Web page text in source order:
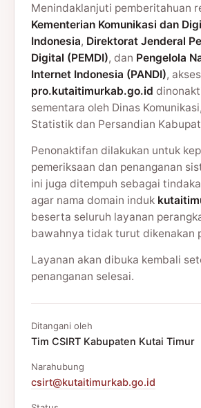
Menindaklanjuti pemberitahuan
Kementerian Komunikasi dan
Indonesia, Direktorat Jenderal
Digital (PEMDI), dan Pengelola
Internet Indonesia (PANDI),
pro.kutaitimurkab.go.id
sementara oleh Dinas
Statistik dan Persandian
Penonaktifan dilakukan untuk
pemeriksaan dan penanganan
ini juga ditempuh sebagai
agar nama domain induk
beserta seluruh layanan
bawahnya tidak turut dikenakan
Layanan akan dibuka kembali
penanganan selesai.
Ditangani oleh
Tim CSIRT Kabupaten Kutai Timur
Narahubung
csirt@kutaitimurkab.go.id